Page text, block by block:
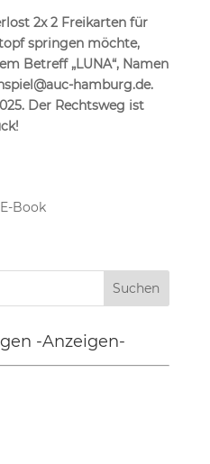
2x 2 Freikarten für
springen möchte,
Betreff „LUNA“, Namen
hamburg.de.
Der Rechtsweg ist
Book
-Anzeigen-